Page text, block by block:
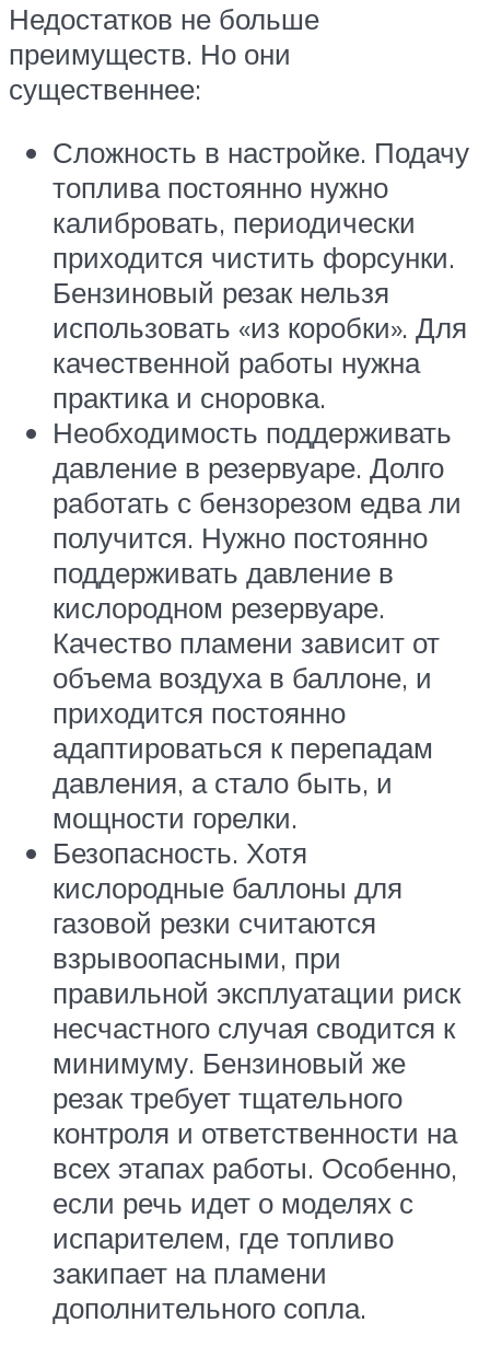
Недостатков не больше
преимуществ. Но они
существеннее:
Сложность в настройке. Подачу
топлива постоянно нужно
калибровать, периодически
приходится чистить форсунки.
Бензиновый резак нельзя
использовать «из коробки». Для
качественной работы нужна
практика и сноровка.
Необходимость поддерживать
давление в резервуаре. Долго
работать с бензорезом едва ли
получится. Нужно постоянно
поддерживать давление в
кислородном резервуаре.
Качество пламени зависит от
объема воздуха в баллоне, и
приходится постоянно
адаптироваться к перепадам
давления, а стало быть, и
мощности горелки.
Безопасность. Хотя
кислородные баллоны для
газовой резки считаются
взрывоопасными, при
правильной эксплуатации риск
несчастного случая сводится к
минимуму. Бензиновый же
резак требует тщательного
контроля и ответственности на
всех этапах работы. Особенно,
если речь идет о моделях с
испарителем, где топливо
закипает на пламени
дополнительного сопла.